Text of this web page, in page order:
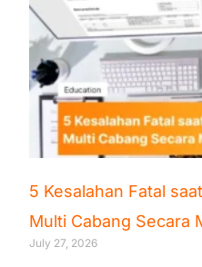
5 Kesalahan Fatal
Multi Cabang Secara
July 27, 2026